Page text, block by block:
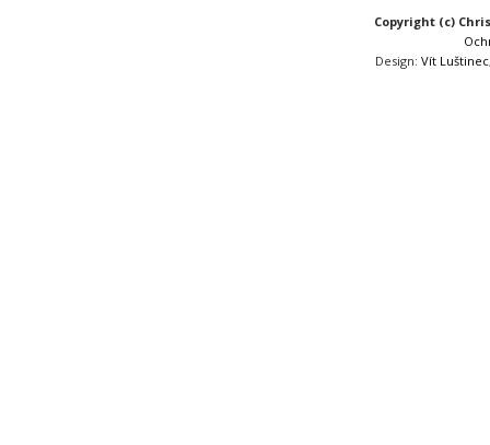
Copyright (c)
Design:Vít Luštinec